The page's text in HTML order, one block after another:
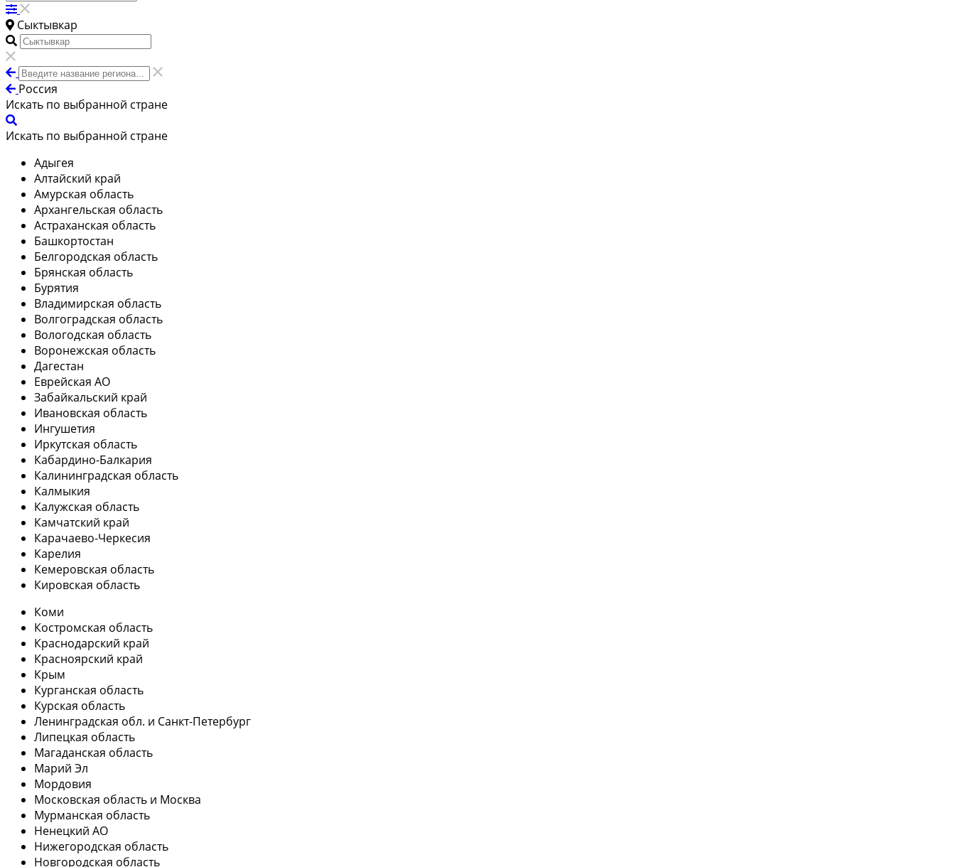
Сыктывкар
Россия
Искать по выбранной стране
Искать по выбранной стране
Адыгея
Алтайский край
Амурская область
Архангельская область
Астраханская область
Башкортостан
Белгородская область
Брянская область
Бурятия
Владимирская область
Волгоградская область
Вологодская область
Воронежская область
Дагестан
Еврейская АО
Забайкальский край
Ивановская область
Ингушетия
Иркутская область
Кабардино-Балкария
Калининградская область
Калмыкия
Калужская область
Камчатский край
Карачаево-Черкесия
Карелия
Кемеровская область
Кировская область
Коми
Костромская область
Краснодарский край
Красноярский край
Крым
Курганская область
Курская область
Ленинградская обл. и Санкт-Петербург
Липецкая область
Магаданская область
Марий Эл
Мордовия
Московская область и Москва
Мурманская область
Ненецкий АО
Нижегородская область
Новгородская область